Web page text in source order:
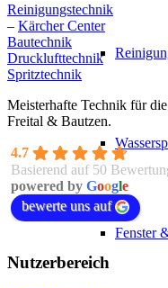
Fenster
Reinigungstechnik
– Kärcher Center
Bautechnik
Drucklufttechnik
Spritztechnik
Meisterhafte Technik für
Freital & Bautzen.
4.7
Basierend auf 50
powered by Google
bewerte uns auf
Nutzerbereich